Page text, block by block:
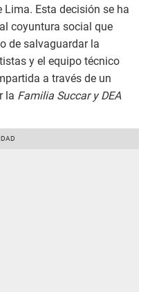
Esta decisión se ha
coyuntura social que
de salvaguardar la
y el equipo técnico
a través de un
la Familia Succar y DEA